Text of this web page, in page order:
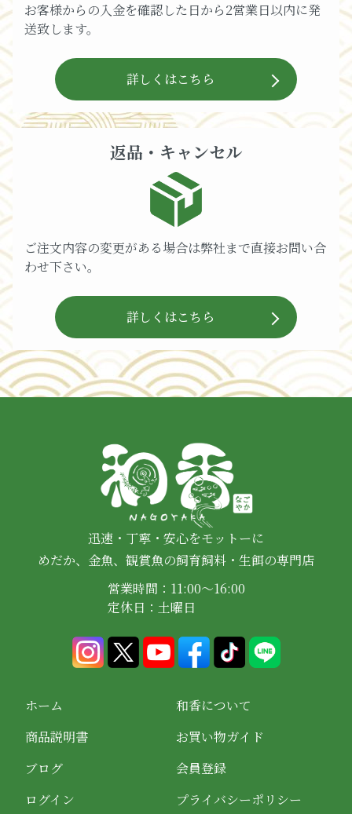
お客様からの入金を確認した日から2営業日以内に発
送致します。
詳しくはこちら
返品・キャンセル
ご注文内容の変更がある場合は弊社まで直接お問い合
わせ下さい。
詳しくはこちら
迅速・丁寧・安心をモットーに
めだか、金魚、観賞魚の飼育飼料・生餌の専門店
営業時間：11:00～16:00
定休日：土曜日
ホーム
和香について
商品説明書
お買い物ガイド
ブログ
会員登録
ログイン
プライバシーポリシー